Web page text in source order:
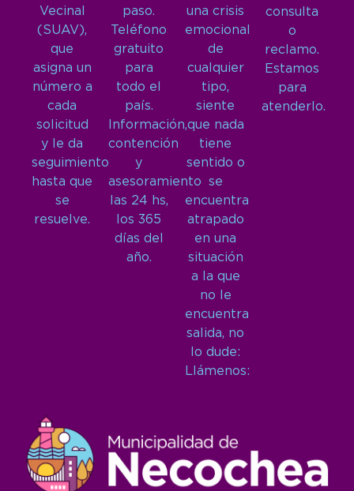
Vecinal
(SUAV),
que
asigna un
número a
cada
solicitud
y le da
seguimiento
hasta que
se
resuelve.
paso.
Teléfono
gratuito
para
todo el
país.
Información,
contención
y
asesoramiento
las 24 hs,
los 365
días del
año.
una crisis
emocional
de
cualquier
tipo,
siente
que nada
tiene
sentido o
se
encuentra
atrapado
en una
situación
a la que
no le
encuentra
salida, no
lo dude:
Llámenos:
consulta
o
reclamo.
Estamos
para
atenderlo.